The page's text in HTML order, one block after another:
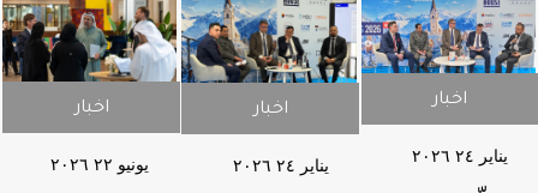
اخبار
يونيو ٢٢ ٢۰٢٦
اخبار
يناير ٢٤ ٢۰٢٦
اخبار
يناير ٢٤ ٢۰٢٦